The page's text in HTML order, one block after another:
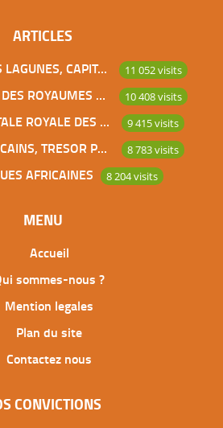
ARTICLES
DABOU, VILLE DES LAGUNES, CAPITALE DES ADJOUKROU 11 052 visits
BOUNA, PREMIER DES ROYAUMES DE CÔTE D’IVOIRE 10 408 visits
SAKASSOU, CAPITALE ROYALE DES BAOULES 9 415 visits
LES CONTES AFRICAINS, TRESOR POUR L’HUMANITE 8 783 visits
AFRICAINES 8 204 visits
MENU
Accueil
sommes-nous ?
Mention legales
Plan du site
Contactez nous
CONVICTIONS